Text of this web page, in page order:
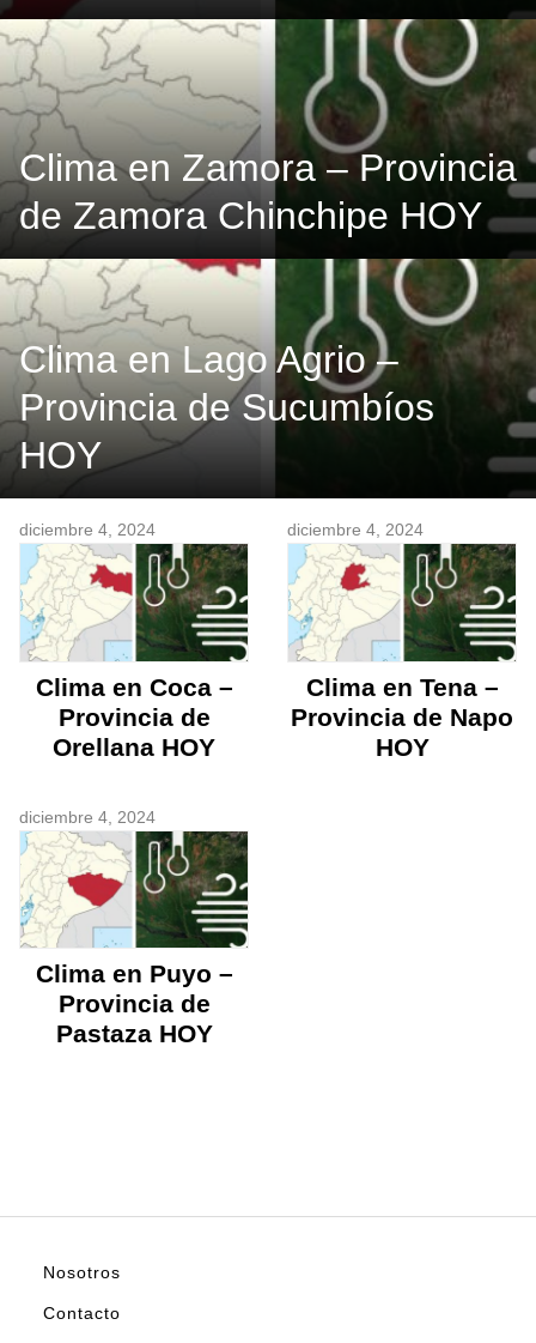
Clima en Zamora – Provincia
de Zamora Chinchipe HOY
Clima en Lago Agrio –
Provincia de Sucumbíos
HOY
diciembre 4, 2024
Clima en Coca –
Provincia de
Orellana HOY
diciembre 4, 2024
Clima en Tena –
Provincia de Napo
HOY
diciembre 4, 2024
Clima en Puyo –
Provincia de
Pastaza HOY
Nosotros
Contacto